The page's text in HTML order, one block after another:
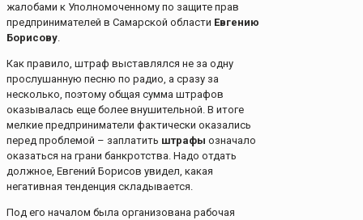
жалобами к Уполномоченному по защите прав
предпринимателей в Самарской области Евгению
Борисову.
Как правило, штраф выставлялся не за одну
прослушанную песню по радио, а сразу за
несколько, поэтому общая сумма штрафов
оказывалась еще более внушительной. В итоге
мелкие предприниматели фактически оказались
перед проблемой – заплатить штрафы означало
оказаться на грани банкротства. Надо отдать
должное, Евгений Борисов увидел, какая
негативная тенденция складывается.
Под его началом была организована рабочая